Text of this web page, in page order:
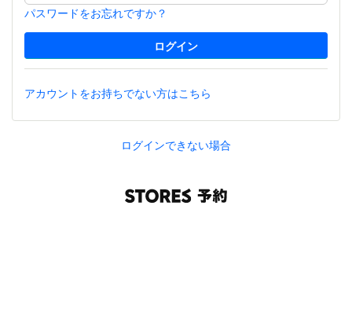
パスワードをお忘れですか？
アカウントをお持ちでない方はこちら
ログインできない場合